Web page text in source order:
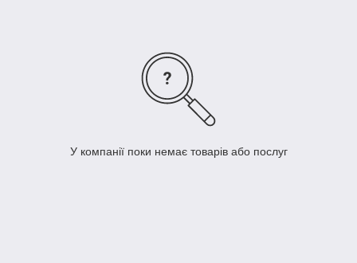
У компанії поки немає товарів або послуг